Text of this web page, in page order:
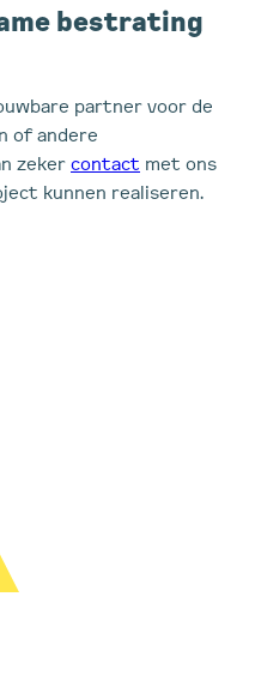
bestrating
partner voor de
of andere
zeker contact met ons
kunnen realiseren.